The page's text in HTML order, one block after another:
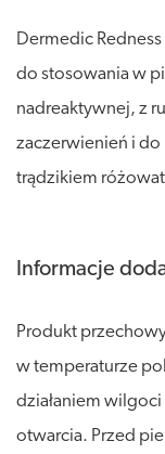
Dermedic
do stosowania w
nadreaktywnej, z
zaczerwienień i do
trądzikiem
Informacje
Produkt
w temperaturze
działaniem wilgoci
otwarcia. Przed